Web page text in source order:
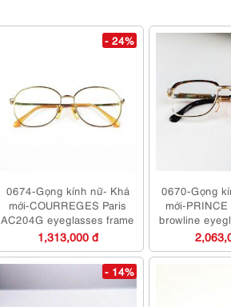
- 24%
0674-Gọng kính nữ- Khá
mới-COURREGES Paris
AC204G eyeglasses frame
1,313,000 đ
0670-Gọng
mới-
browline
- 14%